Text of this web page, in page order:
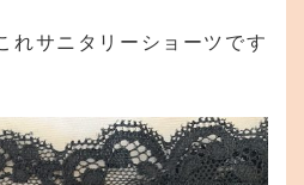
れサニタリーショーツです